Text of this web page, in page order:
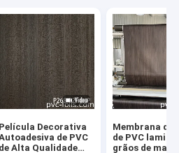
Película Decorativa
de PVC
de Alta Qualidade
Membrana de
de PVC
grãos de